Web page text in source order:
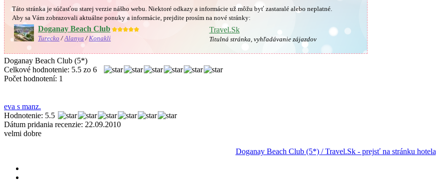
Táto stránka je súčasťou starej verzie nášho webu. Niektoré odkazy a informácie už môžu byť zastaralé alebo neplatné.
Aby sa Vám zobrazovali aktuálne ponuky a informácie, prejdite prosím na nové stránky:
Doganay Beach Club★★★★★
Turecko /Alanya /Konakli
Travel.Sk
Titulná stránka, vyhľadávanie zájazdov
Doganay Beach Club (5*)
Celkové hodnotenie: 5.5 zo 6
Počet hodnotení: 1
eva s manz.
Hodnotenie: 5.5
Dátum pridania recenzie: 22.09.2010
velmi dobre
Doganay Beach Club (5*) / Travel.Sk - prejsť na stránku hotela